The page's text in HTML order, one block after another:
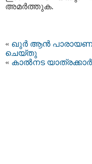
അമര്‍ത്തുക.
« ഖുർ ആൻ പാരായണ
ചെയ്തു
« കാൽനട